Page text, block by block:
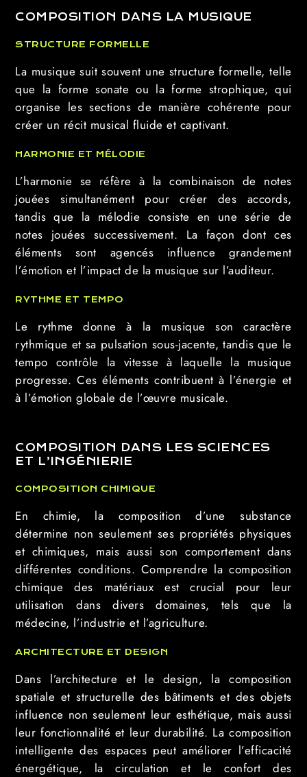
COMPOSITION DANS LA MUSIQUE
STRUCTURE FORMELLE
La musique suit souvent une structure formelle, telle
que la forme sonate ou la forme strophique, qui
organise les sections de manière cohérente pour
créer un récit musical fluide et captivant.
HARMONIE ET MÉLODIE
L’harmonie se réfère à la combinaison de notes
jouées simultanément pour créer des accords,
tandis que la mélodie consiste en une série de
notes jouées successivement. La façon dont ces
éléments sont agencés influence grandement
l’émotion et l’impact de la musique sur l’auditeur.
RYTHME ET TEMPO
Le rythme donne à la musique son caractère
rythmique et sa pulsation sous-jacente, tandis que le
tempo contrôle la vitesse à laquelle la musique
progresse. Ces éléments contribuent à l’énergie et
à l’émotion globale de l’œuvre musicale.
COMPOSITION DANS LES SCIENCES
ET L’INGÉNIERIE
COMPOSITION CHIMIQUE
En chimie, la composition d’une substance
détermine non seulement ses propriétés physiques
et chimiques, mais aussi son comportement dans
différentes conditions. Comprendre la composition
chimique des matériaux est crucial pour leur
utilisation dans divers domaines, tels que la
médecine, l’industrie et l’agriculture.
ARCHITECTURE ET DESIGN
Dans l’architecture et le design, la composition
spatiale et structurelle des bâtiments et des objets
influence non seulement leur esthétique, mais aussi
leur fonctionnalité et leur durabilité. La composition
intelligente des espaces peut améliorer l’efficacité
énergétique, la circulation et le confort des